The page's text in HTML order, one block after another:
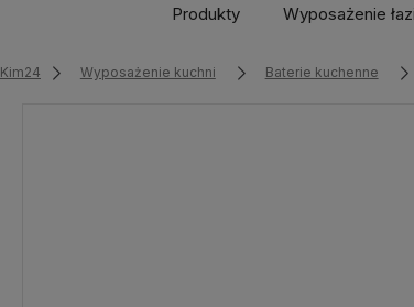
Produkty Wyposażenie
Kim24 Wyposażenie kuchni Baterie kuchenne